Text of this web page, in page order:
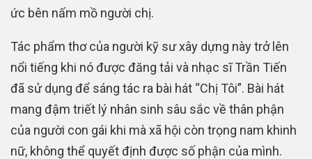
ức bên nấm mồ người chị.
Tác phẩm thơ của người kỹ sư xây dựng này trở lên
nổi tiếng khi nó được đăng tải và nhạc sĩ Trần Tiến
đã sử dụng để sáng tác ra bài hát “Chị Tôi”. Bài hát
mang đậm triết lý nhân sinh sâu sắc về thân phận
của người con gái khi mà xã hội còn trọng nam khinh
nữ, không thể quyết định được số phận của mình.